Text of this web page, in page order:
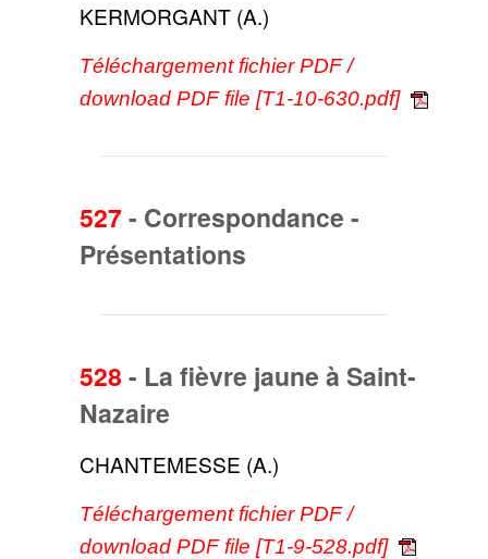
KERMORGANT (A.)
Téléchargement fichier PDF /
download PDF file [T1-10-630.pdf]
527- Correspondance -
Présentations
528 - La fièvre jaune à Saint-
Nazaire
CHANTEMESSE (A.)
Téléchargement fichier PDF /
download PDF file [T1-9-528.pdf]